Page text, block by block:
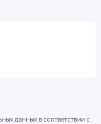
данных в соответствии с